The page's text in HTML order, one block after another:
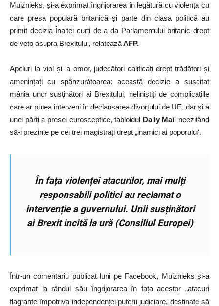
Muiznieks, și-a exprimat îngrijorarea în legătură cu violența cu
care presa populară britanică și parte din clasa politică au
primit decizia Înaltei curți de a da Parlamentului britanic drept
de veto asupra Brexitului, relateazăAFP.
Apeluri la viol și la omor, judecători calificați drept trădători și
amenințați cu spânzurătoarea: această decizie a suscitat
mânia unor susținători ai Brexitului, neliniștiți de complicațiile
care ar putea interveni în declanșarea divorțului de UE, dar și a
unei părți a presei eurosceptice, tabloidul Daily Mail neezitând
să-i prezinte pe cei trei magistrați drept „inamici ai poporului’.
În fața violenței atacurilor, mai mulți
responsabili politici au reclamat o
intervenție a guvernului. Unii susținători
ai Brexit incită la ură (Consiliul Europei)
Într-un comentariu publicat luni pe Facebook, Muiznieks și-a
exprimat la rândul său îngrijorarea în fața acestor „atacuri
flagrante împotriva independenței puterii judiciare, destinate să